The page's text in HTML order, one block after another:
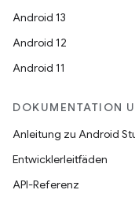
Android 13
Android 12
Android 11
DOKUMENTATION
Anleitung zu Android
Entwicklerleitfäden
API-Referenz